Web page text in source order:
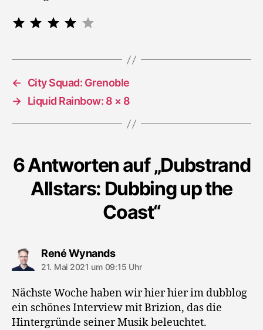
⭐
←
City Squad: Grenoble
→ Liquid Rainbow: 8 × 8
6 Antworten auf „Dubstrand
Allstars: Dubbing up the
Coast“
René Wynandssagt:
21. Mai 2021 um 09:15 Uhr
Nächste Woche haben wir hier hier im dubblog
ein schönes Interview mit Brizion, das die
Hintergründe seiner Musik beleuchtet.